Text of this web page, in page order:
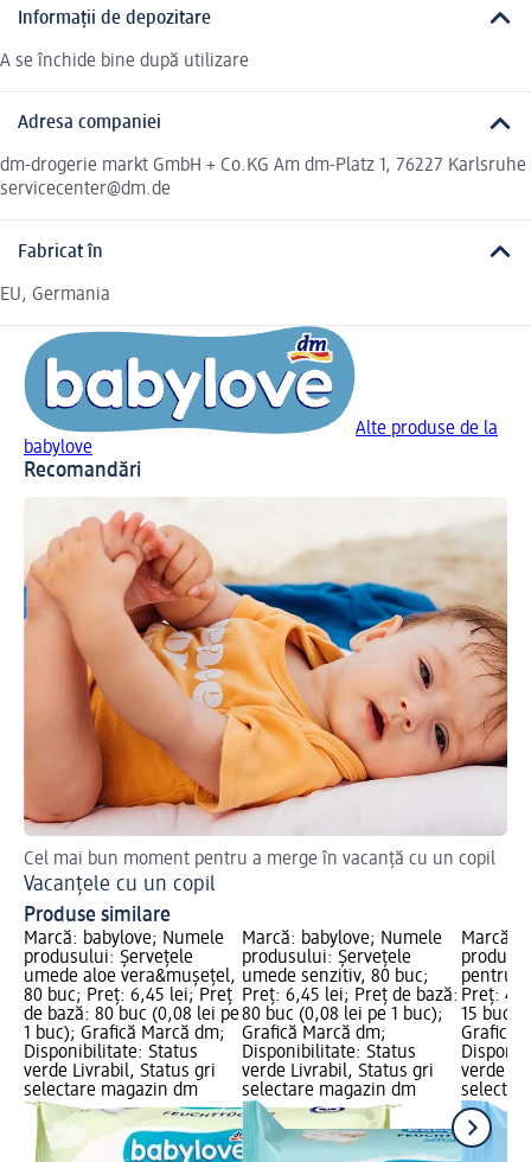
Informații de depozitare
A se închide bine după utilizare
Adresa companiei
dm-drogerie markt GmbH + Co.KG Am dm-Platz 1, 76227 Karlsruhe
servicecenter@dm.de
Fabricat în
EU, Germania
Alte produse de la
babylove
Recomandări
Cel mai bun moment pentru a merge în vacanță cu un copil
Vacanțele cu un copil
Produse similare
Marcă: babylove; Numele
produsului: Șervețele
umede aloe vera&mușețel,
80 buc; Preț: 6,45 lei; Preț
de bază: 80 buc (0,08 lei pe
1 buc); Grafică Marcă dm;
Disponibilitate: Status
verde Livrabil, Status gri
selectare magazin dm
Marcă: babylove; Numele
produsului: Șervețele
umede senzitiv, 80 buc;
Preț: 6,45 lei; Preț de bază:
80 buc (0,08 lei pe 1 buc);
Grafică Marcă dm;
Disponibilitate: Status
verde Livrabil, Status gri
selectare magazin dm
Marcă:
pentru
Preț:
15 buc
Grafică
verde